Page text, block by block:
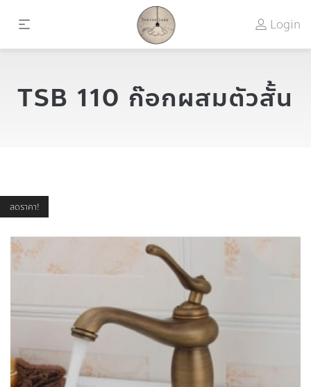
Login
TSB 110 ก๊อกผสมตัวสั้น
ลดราคา!